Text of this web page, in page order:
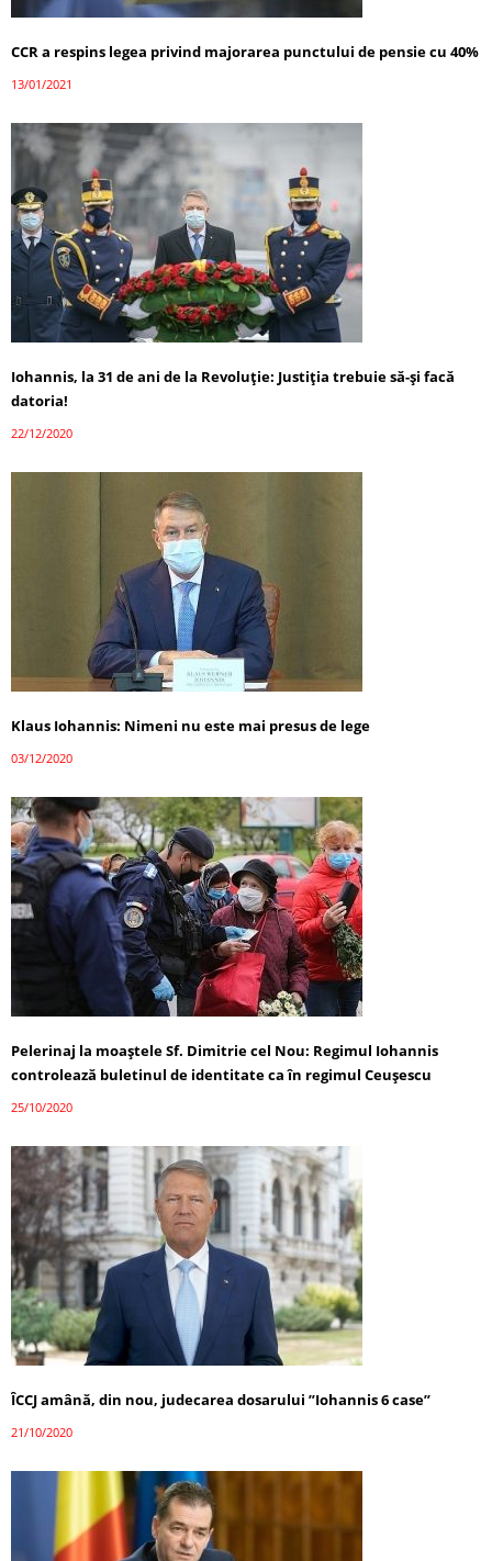
CCR a respins legea privind majorarea punctului de pensie cu 40%
13/01/2021
Iohannis, la 31 de ani de la Revoluție: Justiția trebuie să-și facă
datoria!
22/12/2020
Klaus Iohannis: Nimeni nu este mai presus de lege
03/12/2020
Pelerinaj la moaștele Sf. Dimitrie cel Nou: Regimul Iohannis
controlează buletinul de identitate ca în regimul Ceușescu
25/10/2020
ÎCCJ amână, din nou, judecarea dosarului ”Iohannis 6 case”
21/10/2020